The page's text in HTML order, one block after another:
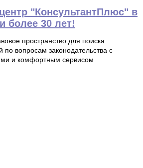
"КонсультантПлюс" в
более 30 лет!
пространство для поиска
вопросам законодательства с
и комфортным сервисом